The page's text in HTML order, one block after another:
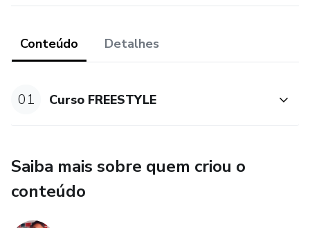
•aula 4 workshop ✅
Conteúdo Detalhes
01 Curso FREESTYLE
Saiba mais sobre quem criou o
conteúdo